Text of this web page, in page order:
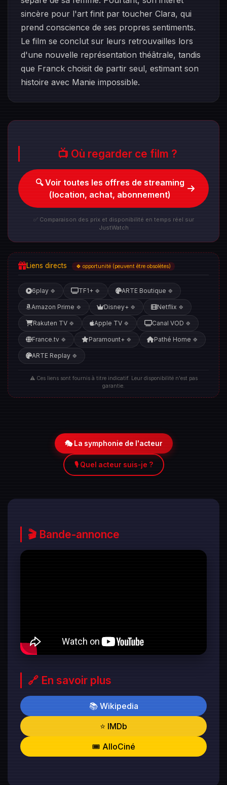
sincère pour l'art finit par toucher Clara, qui
prend conscience de ses propres sentiments.
Le film se conclut sur leurs retrouvailles lors
d'une nouvelle représentation théâtrale, tandis
que Franck choisit de partir seul, estimant son
histoire avec Manie impossible.
📺 Où regarder ce film ?
🔍 Voir toutes les offres de streaming
(location, achat, abonnement)
✅ Comparaison des prix et disponibilité en temps réel sur
JustWatch
Liens directs 🍀 opportunité (peuvent être obsolètes)
6play 🍀 TF1+ 🍀 ARTE Boutique 🍀
Amazon Prime 🍀 Disney+ 🍀 Netflix 🍀
Rakuten TV 🍀 Apple TV 🍀 Canal VOD 🍀
France.tv 🍀 Paramount+ 🍀 Pathé Home 🍀
ARTE Replay 🍀
⚠️ Ces liens sont fournis à titre indicatif. Leur disponibilité n'est pas
garantie.
🎭 La symphonie de l'acteur
🎙️ Quel acteur suis-je ?
🎬 Bande-annonce
🔗 En savoir plus
📚 Wikipedia
⭐ IMDb
🎟️ AlloCiné